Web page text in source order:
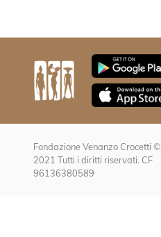
Fondazione Venanzo Crocetti ©
2021 Tutti i diritti riservati. CF
96136380589